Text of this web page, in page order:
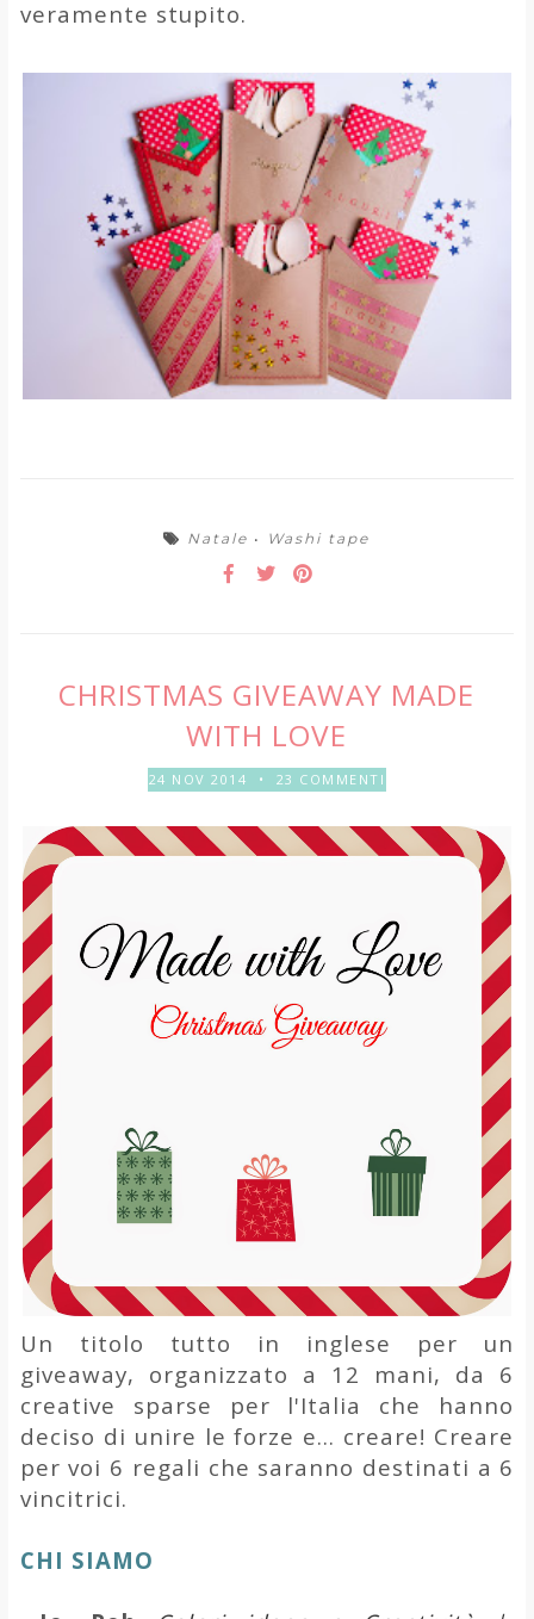
veramente stupito.
Natale • Washi tape
CHRISTMAS GIVEAWAY MADE
WITH LOVE
24 NOV 2014 • 23 COMMENTI
Un titolo tutto in inglese per un
giveaway, organizzato a 12 mani, da 6
creative sparse per l'Italia che hanno
deciso di unire le forze e… creare! Creare
per voi 6 regali che saranno destinati a 6
vincitrici.
CHI SIAMO